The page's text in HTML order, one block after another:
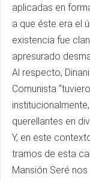
aplicadas en
a que éste era el
existencia fue
apresurado
Al respecto,
Comunista
querellantes en
Y, en este
tramos de esta
Mansión Seré